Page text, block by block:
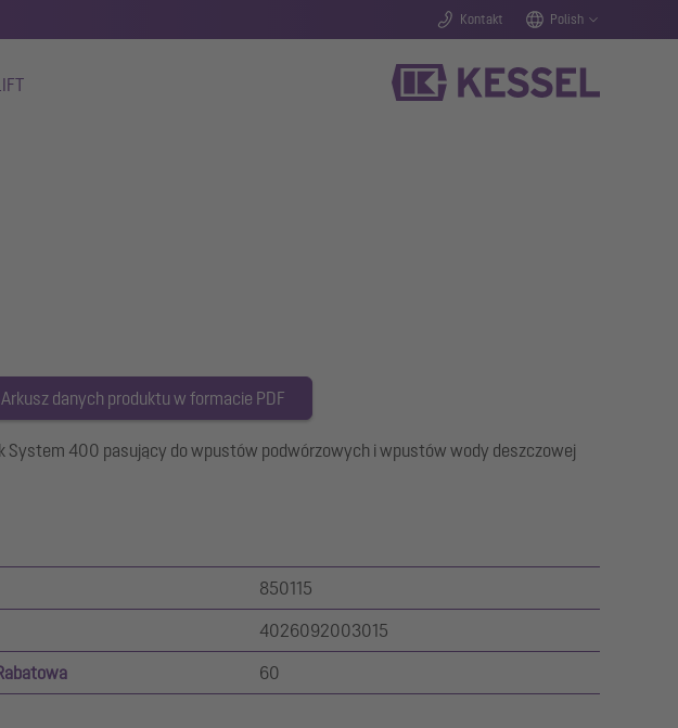
Kontakt Polish
Arkusz danych produktu w formacie PDF
System 400 pasujący do wpustów podwórzowych i wpustów wody deszczowej
850115
4026092003015
60